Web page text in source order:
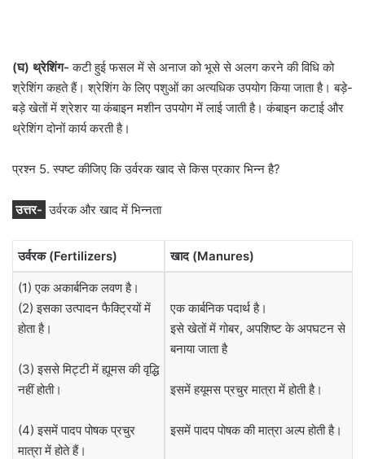
(घ) थ्रेशिंग- कटी हुई फसल में से अनाज को भूसे से अलग करने की विधि को
श्रेशिंग कहते हैं। श्रेशिंग के लिए पशुओं का अत्यधिक उपयोग किया जाता है। बड़े-
बड़े खेतों में श्रेशर या कंबाइन मशीन उपयोग में लाई जाती है। कंबाइन कटाई और
थ्रेशिंग दोनों कार्य करती है।
प्रश्न 5. स्पष्ट कीजिए कि उर्वरक खाद से किस प्रकार भिन्न है?
उत्तर- उर्वरक और खाद में भिन्नता
उर्वरक (Fertilizers) खाद (Manures)
(1) एक अकार्बनिक लवण है।
(2) इसका उत्पादन फैक्ट्रियों में
होता है।
(3) इससे मिट्टी में ह्यूमस की वृद्धि
नहीं होती।
(4) इसमें पादप पोषक प्रचुर
मात्रा में होते हैं।
एक कार्बनिक पदार्थ है।
इसे खेतों में गोबर, अपशिष्ट के अपघटन से
बनाया जाता है
इसमें हयूमस प्रचुर मात्रा में होती है।
इसमें पादप पोषक की मात्रा अल्प होती है।